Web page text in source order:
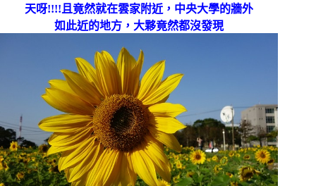
天呀!!!!且竟然就在雲家附近，中央大學的牆外
如此近的地方，大夥竟然都沒發現